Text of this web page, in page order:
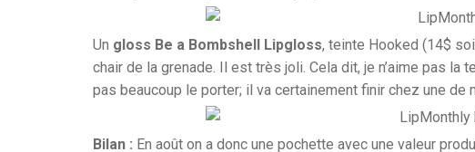
Un gloss Be a Bombshell Lipgloss, teinte Hooked (14$
chair de la grenade. Il est très joli. Cela dit, je n’aime pas
pas beaucoup le porter; il va certainement finir chez une de
Bilan : En août on a donc une pochette avec une valeur